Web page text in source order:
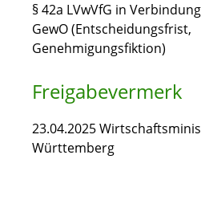
§ 42a LVwVfG in
GewO (Entscheidungsfrist,
Genehmigungsfiktion)
Freigabevermerk
23.04.2025
Württemberg